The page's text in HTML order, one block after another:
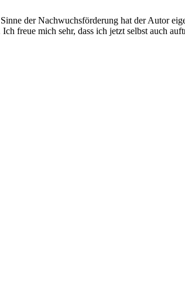
der Nachwuchsförderung hat der Autor
freue mich sehr, dass ich jetzt selbst auch